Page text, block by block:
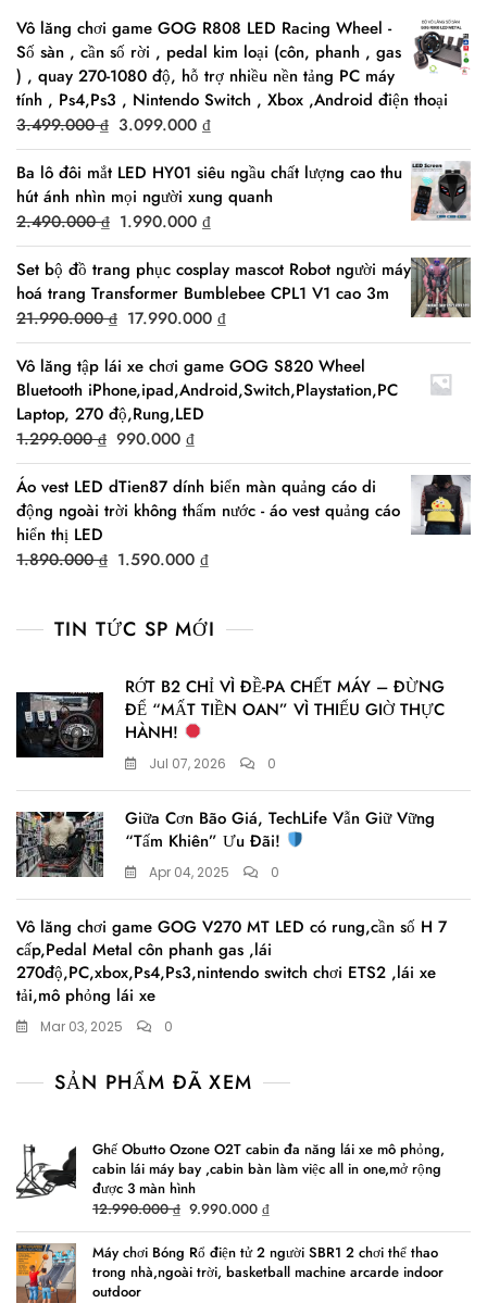
Vô lăng chơi game GOG R808 LED Racing Wheel -
Số sàn , cần số rời , pedal kim loại (côn, phanh , gas
) , quay 270-1080 độ, hỗ trợ nhiều nền tảng PC máy
tính , Ps4,Ps3 , Nintendo Switch , Xbox ,Android điện thoại
3.499.000₫ Original
price
was:
3.499.000 ₫.
3.099.000 ₫
price
is:
3.099.000 ₫.
Ba lô đôi mắt LED HY01 siêu ngầu chất lượng cao thu
hút ánh nhìn mọi người xung quanh
2.490.000₫ Original
price
was:
2.490.000 ₫.
1.990.000 ₫
price
is:
1.990.000 ₫.
Set bộ đồ trang phục cosplay mascot Robot người máy
hoá trang Transformer Bumblebee CPL1 V1 cao 3m
21.990.000₫ Original
price
was:
21.990.000 ₫.
17.990.000 ₫
price
is:
17.990.000 ₫.
Vô lăng tập lái xe chơi game GOG S820 Wheel
Bluetooth iPhone,ipad,Android,Switch,Playstation,PC
Laptop, 270 độ,Rung,LED
1.299.000₫ Original
price
was:
1.299.000 ₫.
990.000 ₫
price
is:
990.000 ₫.
Áo vest LED dTien87 dính biển màn quảng cáo di
động ngoài trời không thấm nước - áo vest quảng cáo
hiển thị LED
1.890.000₫ Original
1.890.000 ₫.
1.590.000 ₫
1.590.000 ₫.
TIN TỨC SP MỚI
RỚT B2 CHỈ VÌ ĐỀ-PA CHẾT MÁY – ĐỪNG
ĐỂ “MẤT TIỀN OAN” VÌ THIẾU GIỜ THỰC
HÀNH!
Jul 07, 2026 0
Giữa Cơn Bão Giá, TechLife Vẫn Giữ Vững
“Tấm Khiên” Ưu Đãi!
Apr 04, 2025 0
Vô lăng chơi game GOG V270 MT LED có rung,cần số H 7
cấp,Pedal Metal côn phanh gas ,lái
270độ,PC,xbox,Ps4,Ps3,nintendo switch chơi ETS2 ,lái xe
tải,mô phỏng lái xe
Mar 03, 2025 0
SẢN PHẨM ĐÃ XEM
Ghế Obutto Ozone O2T cabin đa năng lái xe mô phỏng,
cabin lái máy bay ,cabin bàn làm việc all in one,mở rộng
được 3 màn hình
12.990.000₫ Original
price
was:
12.990.000 ₫.
9.990.000 ₫
price
is:
9.990.000 ₫.
Máy chơi Bóng Rổ điện tử 2 người SBR1 2 chơi thể thao
trong nhà,ngoài trời, basketball machine arcarde indoor
outdoor